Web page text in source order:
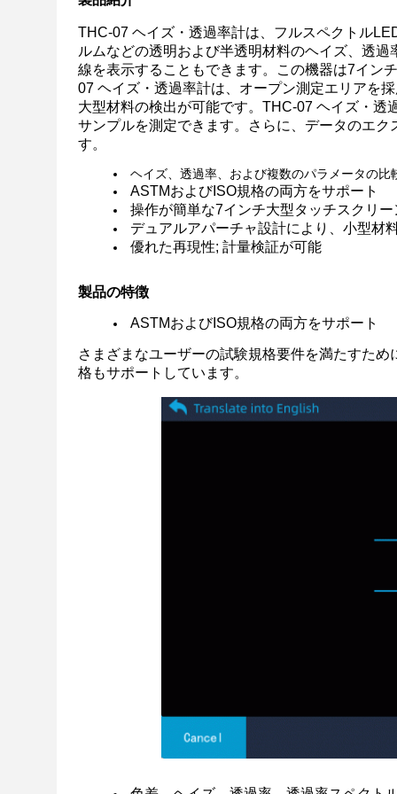
THC-07 ヘイズ・透過率計は、フルスペクトル
ルムなどの透明および半透明材料のヘイズ、透
線を表示することもできます。この機器は7イン
07 ヘイズ・透過率計は、オープン測定エリアを
大型材料の検出が可能です。THC-07 ヘイズ・透
サンプルを測定できます。さらに、データのエ
す。
ヘイズ、透過率、および複数のパラメータの比
ASTMおよびISO規格の両方をサポート
操作が簡単な7インチ大型タッチスクリー
デュアルアパーチャ設計により、小型材
優れた再現性; 計量検証が可能
製品の特徴
ASTMおよびISO規格の両方をサポート
さまざまなユーザーの試験規格要件を満たすた
格もサポートしています。